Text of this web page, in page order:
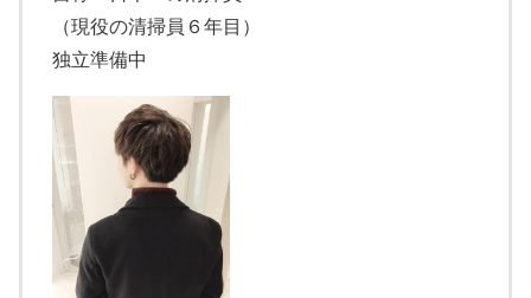
（現役の清掃員６年目）
独立準備中